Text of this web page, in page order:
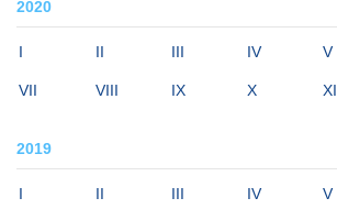
2020
I II III IV V
VII VIII IX X XI
2019
I II III IV V